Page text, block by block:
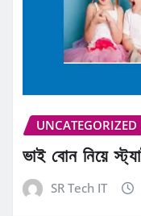
UNCATEGORIZED
ভাই বোন নিয়ে
SR Tech IT